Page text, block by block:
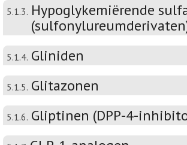
5.1.3. Hypoglykemiërende
5.1.4. Gliniden
5.1.5. Glitazonen
5.1.6. Gliptinen (DPP-4-